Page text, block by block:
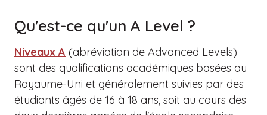
Qu'est-ce qu'un A Level ?
Niveaux A (abréviation de Advanced Levels)
sont des qualifications académiques basées au
Royaume-Uni et généralement suivies par des
étudiants âgés de 16 à 18 ans, soit au cours des